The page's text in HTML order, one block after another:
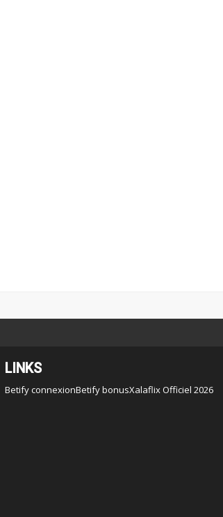
LINKS
Betify connexionBetify bonusXalaflix Officiel 2026